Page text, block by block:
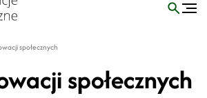
społecznych
społecznych